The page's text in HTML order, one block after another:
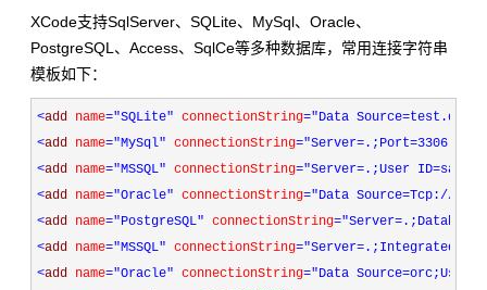
XCode支持SqlServer、SQLite、MySql、Oracle、
PostgreSQL、Access、SqlCe等多种数据库，常用连接字符串
模板如下：
<add name="SQLite" connectionString="Data Source=test.db;"
<add name="MySql" connectionString
<add name="MSSQL" connectionString="Server=.;User
<add name="Oracle" connectionString="Data Source=Tcp://
<add name="PostgreSQL" connectionString
<add name="MSSQL" connectionString="Server=.;Integrated
<add name="Oracle" connectionString="Data Source=orc;User